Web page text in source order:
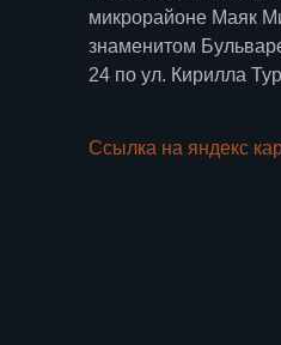
микрорайоне Маяк
знаменитом
24 по ул. Кирилла
Ссылка на яндекс